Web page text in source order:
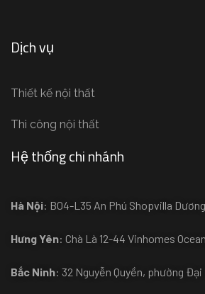
Dịch vụ
Thiết kế nội thất
Thi công nội thất
Hệ thống chi nhánh
Hà Nội: B04-L35 An Phú Shopvilla
Hưng Yên: Chà Là 12-44 Vinhomes
Bắc Ninh: 32 Nguyễn Quyền, phường